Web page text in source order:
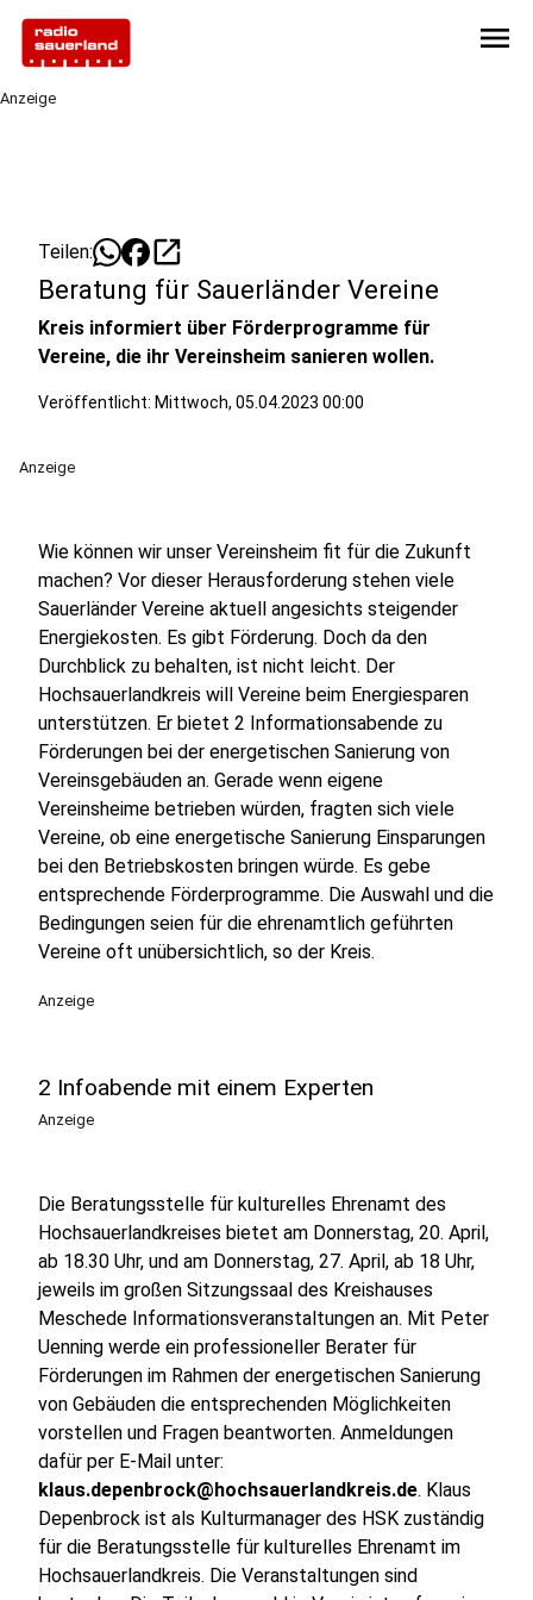
menu
Anzeige
Teilen: open_in_new
Beratung für Sauerländer Vereine
Kreis informiert über Förderprogramme für
Vereine, die ihr Vereinsheim sanieren wollen.
Veröffentlicht: Mittwoch, 05.04.2023 00:00
Anzeige
Wie können wir unser Vereinsheim fit für die Zukunft
machen? Vor dieser Herausforderung stehen viele
Sauerländer Vereine aktuell angesichts steigender
Energiekosten. Es gibt Förderung. Doch da den
Durchblick zu behalten, ist nicht leicht. Der
Hochsauerlandkreis will Vereine beim Energiesparen
unterstützen. Er bietet 2 Informationsabende zu
Förderungen bei der energetischen Sanierung von
Vereinsgebäuden an. Gerade wenn eigene
Vereinsheime betrieben würden, fragten sich viele
Vereine, ob eine energetische Sanierung Einsparungen
bei den Betriebskosten bringen würde. Es gebe
entsprechende Förderprogramme. Die Auswahl und die
Bedingungen seien für die ehrenamtlich geführten
Vereine oft unübersichtlich, so der Kreis.
Anzeige
2 Infoabende mit einem Experten
Anzeige
Die Beratungsstelle für kulturelles Ehrenamt des
Hochsauerlandkreises bietet am Donnerstag, 20. April,
ab 18.30 Uhr, und am Donnerstag, 27. April, ab 18 Uhr,
jeweils im großen Sitzungssaal des Kreishauses
Meschede Informationsveranstaltungen an. Mit Peter
Uenning werde ein professioneller Berater für
Förderungen im Rahmen der energetischen Sanierung
von Gebäuden die entsprechenden Möglichkeiten
vorstellen und Fragen beantworten. Anmeldungen
dafür per E-Mail unter:
klaus.depenbrock@hochsauerlandkreis.de. Klaus
Depenbrock ist als Kulturmanager des HSK zuständig
für die Beratungsstelle für kulturelles Ehrenamt im
Hochsauerlandkreis. Die Veranstaltungen sind